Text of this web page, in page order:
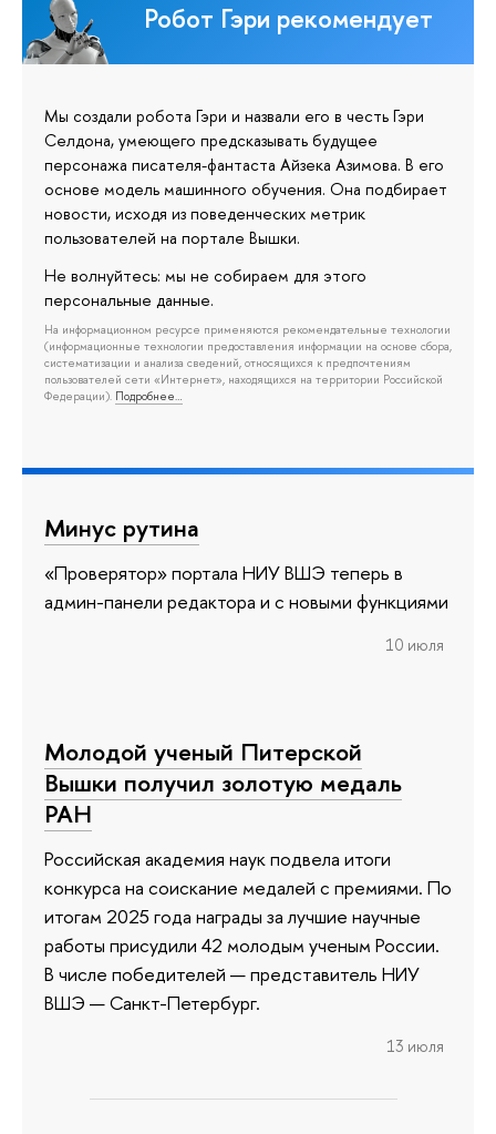
Робот Гэри рекомендует
Мы создали робота Гэри и назвали его в честь Гэри
Селдона, умеющего предсказывать будущее
персонажа писателя-фантаста Айзека Азимова. В его
основе модель машинного обучения. Она подбирает
новости, исходя из поведенческих метрик
пользователей на портале Вышки.
Не волнуйтесь: мы не собираем для этого
персональные данные.
На информационном ресурсе применяются рекомендательные технологии
(информационные технологии предоставления информации на основе сбора,
систематизации и анализа сведений, относящихся к предпочтениям
пользователей сети «Интернет», находящихся на территории Российской
Федерации). Подробнее…
Минус рутина
«Проверятор» портала НИУ ВШЭ теперь в
админ-панели редактора и с новыми функциями
10 июля
Молодой ученый Питерской
Вышки получил золотую медаль
РАН
Российская академия наук подвела итоги
конкурса на соискание медалей с премиями. По
итогам 2025 года награды за лучшие научные
работы присудили 42 молодым ученым России.
В числе победителей — представитель НИУ
ВШЭ — Санкт-Петербург.
13 июля